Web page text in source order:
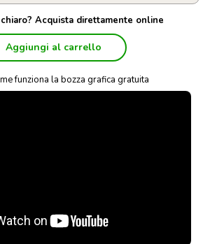
Acquista direttamente online
Aggiungi al carrello
funziona la bozza grafica gratuita